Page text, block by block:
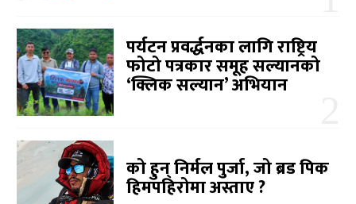
पर्यटन प्रवर्द्धनका लागि राष्ट्रिय
फोटो पत्रकार समूह सल्यानको
‘क्लिक सल्यान’ अभियान
को हुन् निर्मल पुर्जा, जो ब्रड पिक
हिमपहिरोमा अस्ताए ?